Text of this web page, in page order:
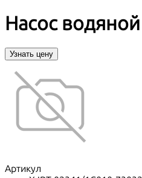
Насос
Узнать цену
Артикул